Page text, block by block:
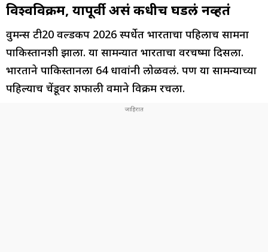
विश्वविक्रम, यापूर्वी असं कधीच घडलं नव्हतं
वुमन्स टी20 वर्ल्डकप 2026 स्पर्धेत भारताचा पहिलाच सामना
पाकिस्तानशी झाला. या सामन्यात भारताचा वरचष्मा दिसला.
भारताने पाकिस्तानला 64 धावांनी लोळवलं. पण या सामन्याच्या
पहिल्याच चेंडूवर शफाली वर्माने विक्रम रचला.